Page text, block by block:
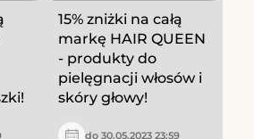
15% zniżki na całą
markę HAIR QUEEN
- produkty do
pielęgnacji włosów i
skóry głowy!
do 30.05.2023 23:59